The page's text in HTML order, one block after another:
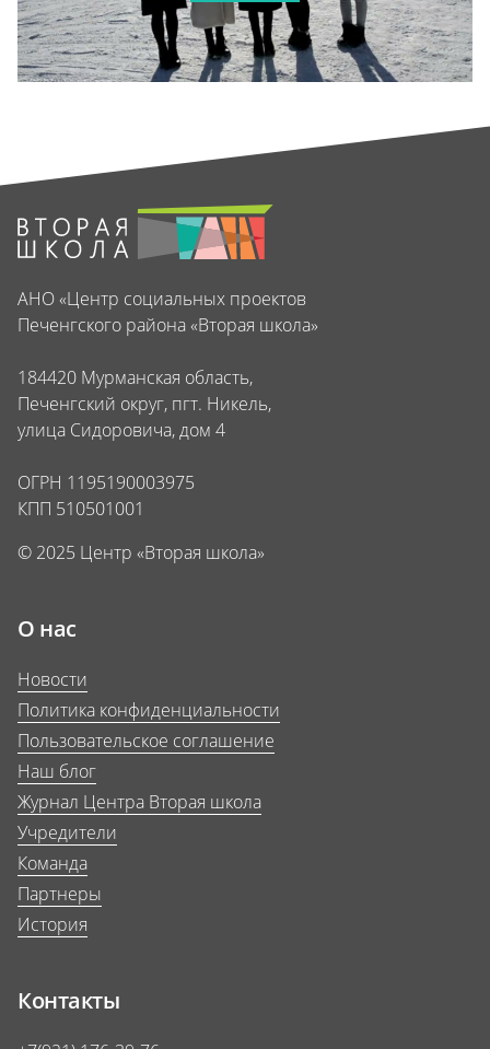
АНО «Центр социальных проектов
Печенгского района «Вторая школа»
184420 Мурманская область,
Печенгский округ, пгт. Никель,
улица Сидоровича, дом 4
ОГРН 1195190003975
КПП 510501001
© 2025 Центр «Вторая школа»
О нас
Новости
Политика конфиденциальности
Пользовательское соглашение
Наш блог
Журнал Центра Вторая школа
Учредители
Команда
Партнеры
История
Контакты